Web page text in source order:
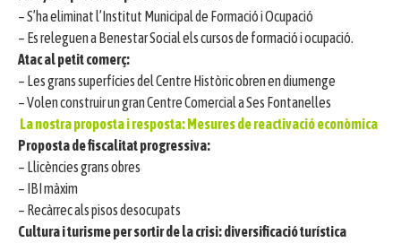
– S’ha eliminat l’Institut Municipal de Formació i Ocupació
– Es releguen a Benestar Social els cursos de formació i ocupació.
Atac al petit comerç:
– Les grans superfícies del Centre Històric obren en diumenge
– Volen construir un gran Centre Comercial a Ses Fontanelles
La nostra proposta i resposta: Mesures de reactivació econòmica
Proposta de fiscalitat progressiva:
– Llicències grans obres
– IBI màxim
– Recàrrec als pisos desocupats
Cultura i turisme per sortir de la crisi: diversificació turística